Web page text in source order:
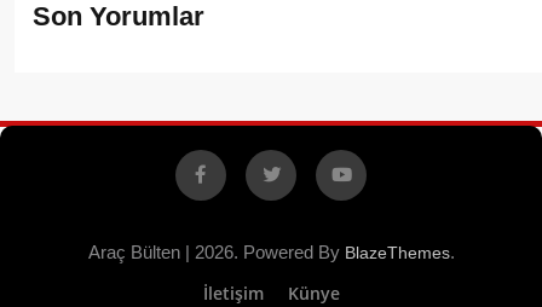
Son Yorumlar
Facebook
X YouTube
Araç Bülten | 2026. Powered By BlazeThemes.
İletişim Künye